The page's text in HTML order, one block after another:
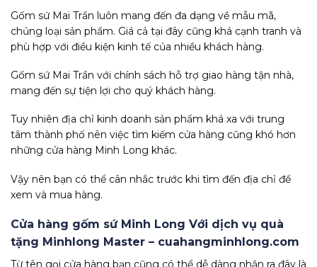
Gốm sứ Mai Trần luôn mang đến đa dạng về mẫu mã,
chủng loại sản phẩm. Giá cả tại đây cũng khá cạnh tranh và
phù hợp với điều kiện kinh tế của nhiều khách hàng.
Gốm sứ Mai Trần với chính sách hỗ trợ giao hàng tận nhà,
mang đến sự tiện lợi cho quý khách hàng.
Tuy nhiên địa chỉ kinh doanh sản phẩm khá xa với trung
tâm thành phố nên việc tìm kiếm cửa hàng cũng khó hơn
những cửa hàng Minh Long khác.
Vậy nên bạn có thể cân nhắc trước khi tìm đến địa chỉ để
xem và mua hàng.
Cửa hàng gốm sứ Minh Long Với dịch vụ quà
tặng Minhlong Master – cuahangminhlong.com
Từ tên gọi cửa hàng bạn cũng có thể dễ dàng nhận ra đây là